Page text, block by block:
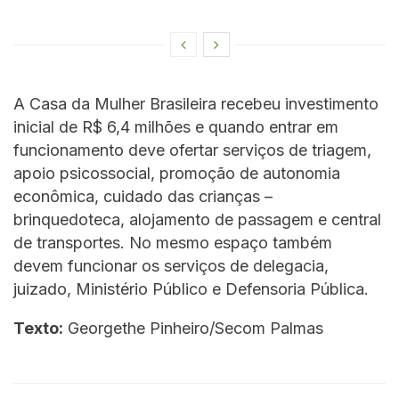
A Casa da Mulher Brasileira recebeu investimento
inicial de R$ 6,4 milhões e quando entrar em
funcionamento deve ofertar serviços de triagem,
apoio psicossocial, promoção de autonomia
econômica, cuidado das crianças –
brinquedoteca, alojamento de passagem e central
de transportes. No mesmo espaço também
devem funcionar os serviços de delegacia,
juizado, Ministério Público e Defensoria Pública.
Texto: Georgethe Pinheiro/Secom Palmas